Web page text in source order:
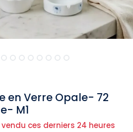
en Verre Opale- 72
M1
vendu ces derniers 24 heures